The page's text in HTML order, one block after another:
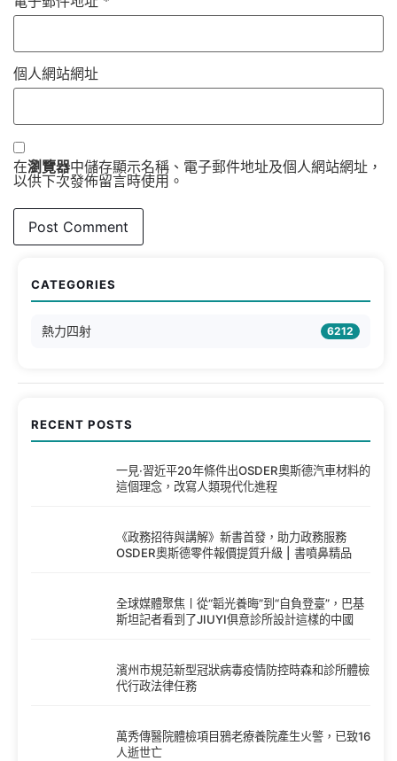
個人網站網址
在瀏覽器中儲存顯示名稱、電子郵件地址及個人網站網址，
以供下次發佈留言時使用。
CATEGORIES
熱力四射 6212
RECENT POSTS
一見·習近平20年條件出OSDER奧斯德汽車材料的
這個理念，改寫人類現代化進程
《政務招待與講解》新書首發，助力政務服務
OSDER奧斯德零件報價提質升級 | 書噴鼻精品
全球媒體聚焦丨從“韜光養晦”到“自負登臺”，巴基
斯坦記者看到了JIUYI俱意診所設計這樣的中國
濱州市規范新型冠狀病毒疫情防控時森和診所體檢
代行政法律任務
萬秀傳醫院體檢項目鴉老療養院產生火警，已致16
人逝世亡